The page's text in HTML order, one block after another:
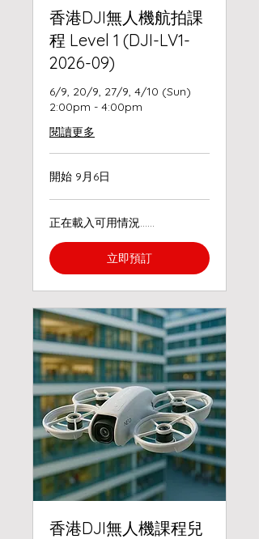
香港DJI無人機航拍課
程 Level 1 (DJI-LV1-
2026-09)
6/9, 20/9, 27/9, 4/10 (Sun)
2:00pm - 4:00pm
閱讀更多
開始 9月6日
正在載入可用情況……
立即預訂
香港DJI無人機課程兒